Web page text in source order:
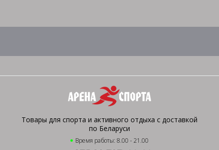
Товары для спорта и активного отдыха с доставкой
по Беларуси
Время работы: 8.00 - 21.00